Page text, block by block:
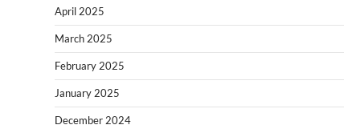
April 2025
March 2025
February 2025
January 2025
December 2024